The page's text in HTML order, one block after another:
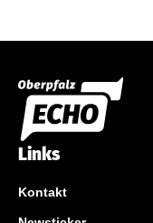
Links
Kontakt